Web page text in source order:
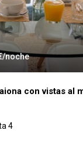
noche
con vistas al
4